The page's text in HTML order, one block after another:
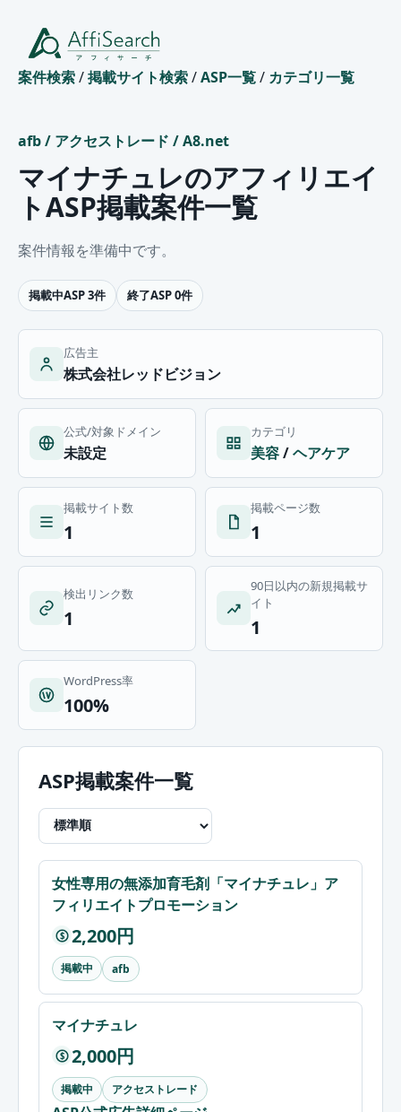
案件検索/掲載サイト検索/ASP一覧/ カテゴリ一覧
afb/ アクセストレード /A8.net
マイナチュレのアフィリエイ
トASP掲載案件一覧
案件情報を準備中です。
掲載中ASP 3件 終了ASP 0件
広告主
株式会社レッドビジョン
公式/対象ドメイン
未設定
カテゴリ
美容/ヘアケア
掲載サイト数
1
掲載ページ数
1
検出リンク数
1
90日以内の新規掲載サ
イト
1
WordPress率
100%
ASP掲載案件一覧
女性専用の無添加育毛剤「マイナチュレ」ア
フィリエイトプロモーション
$ 2,200円
掲載中 afb
マイナチュレ
$ 2,000円
掲載中 アクセストレード